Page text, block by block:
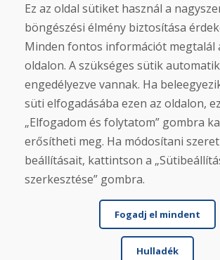
Szállítás
Fizetés
Panasz
Áruk visszaküldése és
Adatvédelmi irányelvek
Cookies
Közösségi hálózatok
Ez az oldal sütiket használ a
böngészési élmény biztosítása
Minden fontos információt megtalál
oldalon. A szükséges sütik
engedélyezve vannak. Ha
süti elfogadásába ezen az oldalon,
„Elfogadom és folytatom” gombra
erősítheti meg. Ha módosítani
beállításait, kattintson a
szerkesztése” gombra.
Fogadj el mindent
Hulladék